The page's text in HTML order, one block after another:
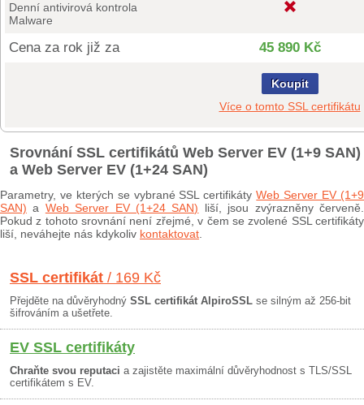
Denní antivirová kontrola
Malware
Cena za rok již za 45 890 Kč
Koupit
Více o tomto SSL certifikátu
Srovnání SSL certifikátů Web Server EV (1+9 SAN)
a Web Server EV (1+24 SAN)
Parametry, ve kterých se vybrané SSL certifikátyWeb Server EV (1+9
SAN) a Web Server EV (1+24 SAN) liší, jsou zvýrazněny červeně.
Pokud z tohoto srovnání není zřejmé, v čem se zvolené SSL certifikáty
liší, neváhejte nás kdykoliv kontaktovat
SSL certifikát / 169 Kč
Přejděte na důvěryhodný SSL certifikát AlpiroSSL se silným až 256-bit
šifrováním a ušetřete.
EV SSL certifikáty
Chraňte svou reputaci a zajistěte maximální důvěryhodnost s TLS/SSL
certifikátem s EV.